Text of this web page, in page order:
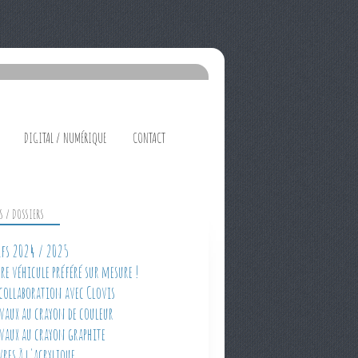
DIGITAL / NUMÉRIQUE CONTACT
/ DOSSIERS
2024 / 2025
véhicule préféré sur mesure !
avec Clovis
au crayon de couleur
au crayon graphite